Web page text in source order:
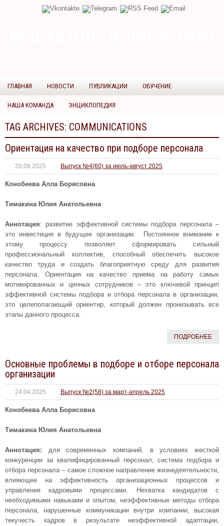
ГЛАВНАЯ НОВОСТИ ПУБЛИКАЦИИ ОБУЧЕНИЕ
НАША КОМАНДА ЭНЦИКЛОПЕДИЯ
TAG ARCHIVES: COMMUNICATIONS
Ориентация на качество при подборе персонала
20.08.2025 Выпуск №4(60) за июль-август 2025
Конобеева Алла Борисовна
Тимакина Юлия Анатольевна
Аннотация: развитие эффективной системы подбора персонала –
это инвестиция в будущее организации. Постоянное внимание к
этому процессу позволяет сформировать сильный
профессиональный коллектив, способный обеспечить высокое
качество труда и создать благоприятную среду для развития
персонала. Ориентация на качество приема на работу самых
мотивированных и ценных сотрудников – это ключевой принцип
эффективной системы подбора и отбора персонала в организации,
это целеполагающий ориентир, который должен пронизывать все
этапы данного процесса.
ПОДРОБНЕЕ
Основные проблемы в подборе и отборе персонала
организации
24.04.2025 Выпуск №2(58) за март-апрель 2025
Конобеева Алла Борисовна
Тимакина Юлия Анатольевна
Аннотация: для современных компаний, в условиях жесткой
конкуренции за квалифицированный персонал, система подбора и
отбора персонала – самое сложное направление жизнедеятельности,
влияющее на эффективность организационных процессов и
управления кадровыми процессами. Нехватка кандидатов с
необходимыми навыками и опытом, неэффективные методы отбора
персонала, нарушенные коммуникации внутри компании, высокая
текучесть кадров в результате неэффективной адаптации,